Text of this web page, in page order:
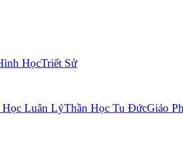
HọcTriết Sử
Học Luân LýThần Học Tu ĐứcGiáo